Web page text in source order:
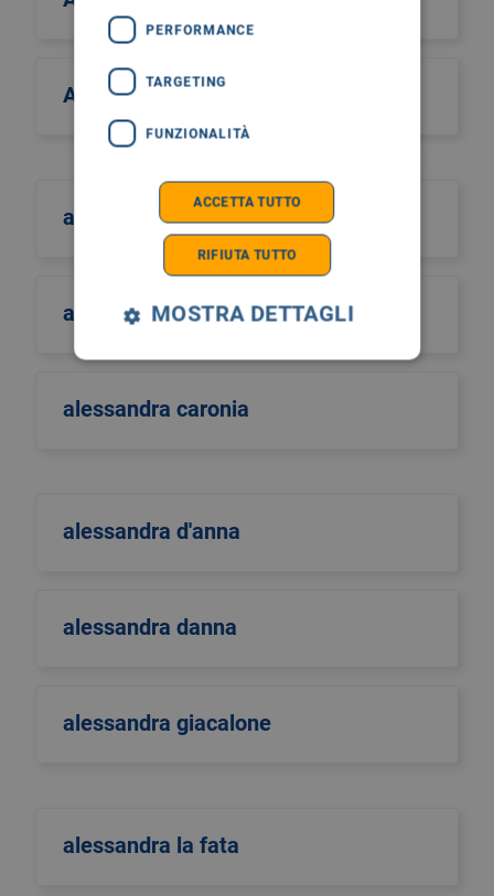
Alcos Zahar
aldo scarpa
aldo sinigaglia
alessandra caronia
alessandra d'anna
alessandra danna
alessandra giacalone
alessandra la fata
PERFORMANCE
TARGETING
FUNZIONALITÀ
ACCETTA TUTTO
RIFIUTA TUTTO
MOSTRA DETTAGLI